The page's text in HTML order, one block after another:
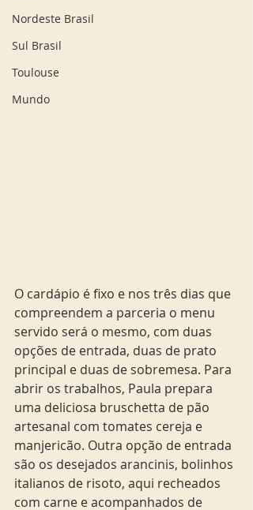
Nordeste Brasil
Sul Brasil
Toulouse
Mundo
O cardápio é fixo e nos três dias que
compreendem a parceria o menu
servido será o mesmo, com duas
opções de entrada, duas de prato
principal e duas de sobremesa. Para
abrir os trabalhos, Paula prepara
uma deliciosa bruschetta de pão
artesanal com tomates cereja e
manjericão. Outra opção de entrada
são os desejados arancinis, bolinhos
italianos de risoto, aqui recheados
com carne e acompanhados de